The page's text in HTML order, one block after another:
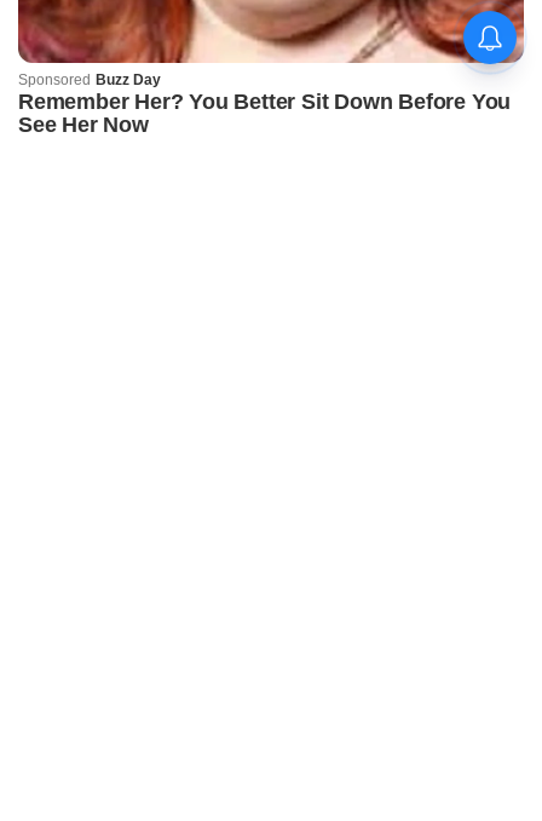
କିଟ୍‍ ଓ କିସ୍‍ ପକ୍ଷରୁ
ଜ୍ୟୋତିର୍ମୟୀଙ୍କୁ ଉଚ୍ଛ୍ୱସିତ
ପ୍ରୋତ୍ସାହନ ରାଶି ପ୍ରଦାନ